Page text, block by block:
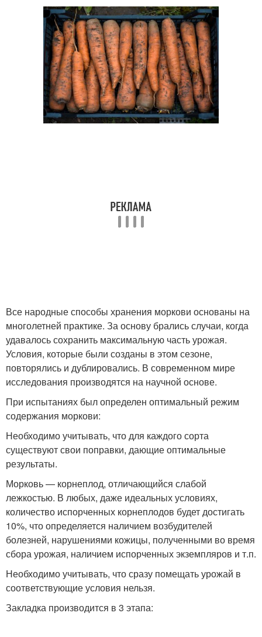
Все народные способы хранения моркови основаны на
многолетней практике. За основу брались случаи, когда
удавалось сохранить максимальную часть урожая.
Условия, которые были созданы в этом сезоне,
повторялись и дублировались. В современном мире
исследования производятся на научной основе.
При испытаниях был определен оптимальный режим
содержания моркови:
Необходимо учитывать, что для каждого сорта
существуют свои поправки, дающие оптимальные
результаты.
Морковь — корнеплод, отличающийся слабой
лежкостью. В любых, даже идеальных условиях,
количество испорченных корнеплодов будет достигать
10%, что определяется наличием возбудителей
болезней, нарушениями кожицы, полученными во время
сбора урожая, наличием испорченных экземпляров и т.п.
Необходимо учитывать, что сразу помещать урожай в
соответствующие условия нельзя.
Закладка производится в 3 этапа: